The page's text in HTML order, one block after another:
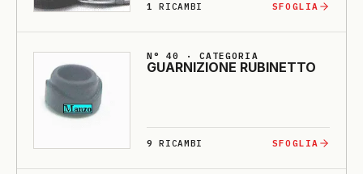
1 RICAMBI SFOGLIA
N° 40 · CATEGORIA
GUARNI­ZIO­NE RU­BI­NETTO
9 RICAMBI SFOGLIA